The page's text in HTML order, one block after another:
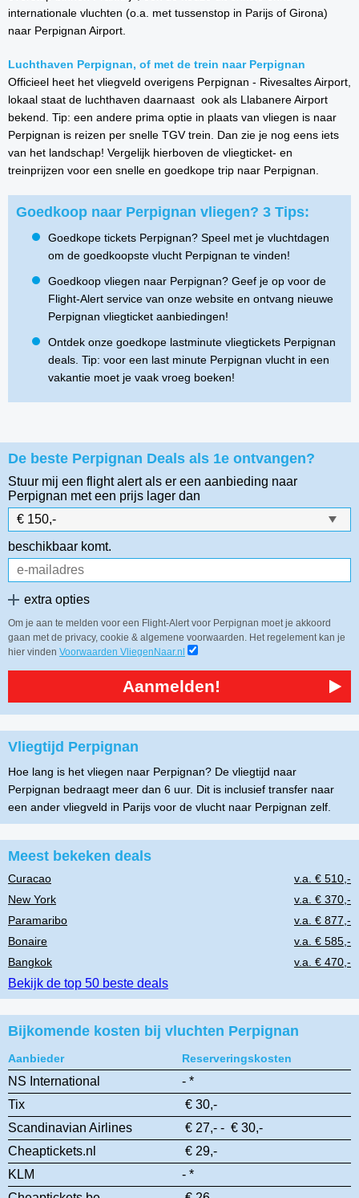
internationale vluchten (o.a. met tussenstop in Parijs of Girona)
naar Perpignan Airport.
Luchthaven Perpignan, of met de trein naar Perpignan
Officieel heet het vliegveld overigens Perpignan - Rivesaltes Airport,
lokaal staat de luchthaven daarnaast ook als Llabanere Airport
bekend. Tip: een andere prima optie in plaats van vliegen is naar
Perpignan is reizen per snelle TGV trein. Dan zie je nog eens iets
van het landschap! Vergelijk hierboven de vliegticket- en
treinprijzen voor een snelle en goedkope trip naar Perpignan.
Goedkoop naar Perpignan vliegen? 3 Tips:
Goedkope tickets Perpignan? Speel met je vluchtdagen
om de goedkoopste vlucht Perpignan te vinden!
Goedkoop vliegen naar Perpignan? Geef je op voor de
Flight-Alert service van onze website en ontvang nieuwe
Perpignan vliegticket aanbiedingen!
Ontdek onze goedkope lastminute vliegtickets Perpignan
deals. Tip: voor een last minute Perpignan vlucht in een
vakantie moet je vaak vroeg boeken!
De beste Perpignan Deals als 1e ontvangen?
Stuur mij een flight alert als er een aanbieding naar
Perpignan met een prijs lager dan
beschikbaar komt.
extra opties
Om je aan te melden voor een Flight-Alert voor Perpignan moet je akkoord
gaan met de privacy, cookie & algemene voorwaarden. Het regelement kan je
hier vinden Voorwaarden VliegenNaar.nl
Aanmelden!
Vliegtijd Perpignan
Hoe lang is het vliegen naar Perpignan? De vliegtijd naar
Perpignan bedraagt meer dan 6 uur. Dit is inclusief transfer naar
een ander vliegveld in Parijs voor de vlucht naar Perpignan zelf.
Meest bekeken deals
Curacao
v.a. € 510,-
New York
v.a. € 370,-
Paramaribo
v.a. € 877,-
Bonaire
v.a. € 585,-
Bangkok
v.a. € 470,-
Bekijk de top 50 beste deals
Bijkomende kosten bij vluchten Perpignan
Aanbieder Reserveringskosten
NS International
- *
Tix
€ 30,-
Scandinavian Airlines
€ 27,- - € 30,-
Cheaptickets.nl
€ 29,-
KLM
- *